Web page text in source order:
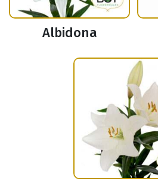
Albidona